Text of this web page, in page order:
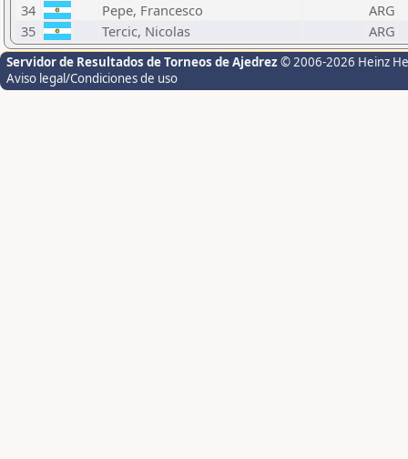
34
Pepe, Francesco
ARG
35
Tercic, Nicolas ARG
Servidor de Resultados de Torneos de Ajedrez © 2006-2026 Heinz
Aviso legal/Condiciones de uso